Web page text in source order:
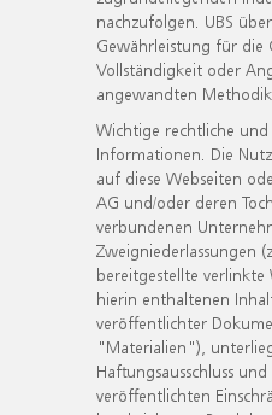
nachzufolgen. UBS
Gewährleistung für die
Vollständigkeit oder
angewandten
Wichtige rechtliche
Informationen. Die
auf diese Webseiten
AG und/oder deren
verbundenen
Zweigniederlassungen
bereitgestellte verlinkte
hierin enthaltenen
veröffentlichter
"Materialien"),
Haftungsausschluss
veröffentlichten